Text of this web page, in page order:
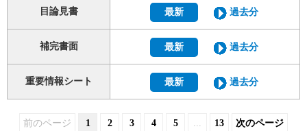
目論見書 最新 過去分
補完書面 最新 過去分
重要情報シート 最新 過去分
前のページ 1 2 3 4 5 ... 13 次のページ